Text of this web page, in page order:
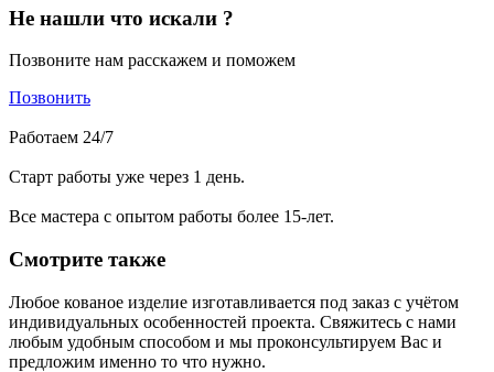
Не нашли что искали ?
Позвоните нам расскажем и поможем
Позвонить
Работаем 24/7
Старт работы уже через 1 день.
Все мастера с опытом работы более 15-лет.
Смотрите также
Любое кованое изделие изготавливается под заказ с учётом
индивидуальных особенностей проекта. Свяжитесь с нами
любым удобным способом и мы проконсультируем Вас и
предложим именно то что нужно.